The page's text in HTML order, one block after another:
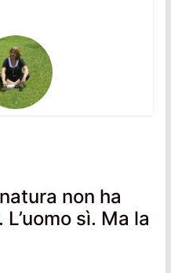
non ha
sì. Ma la